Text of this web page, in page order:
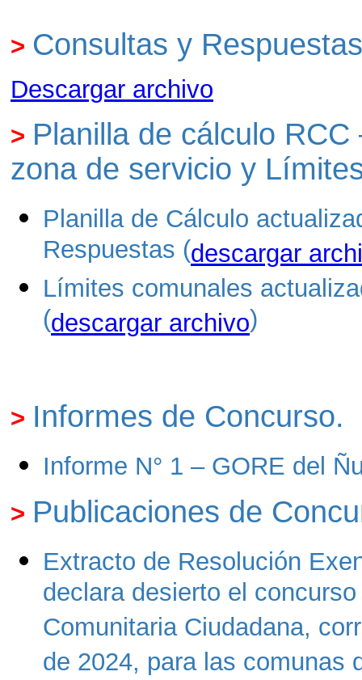
> Consultas y Respuestas
Descargar archivo
> Planilla de cálculo
zona de servicio y
Planilla de Cálculo
Respuestas (descargar
Límites comunales
(descargar archivo)
> Informes de Concurso.
Informe N° 1 – GORE del
> Publicaciones de
Extracto de Resolución
declara desierto el
Comunitaria Ciudadana,
de 2024, para las comunas